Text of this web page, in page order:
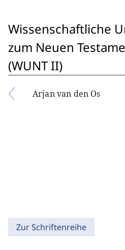
Wissenschaftliche
zum Neuen
(WUNT II)
Arjan van den Os
Zur Schriftenreihe